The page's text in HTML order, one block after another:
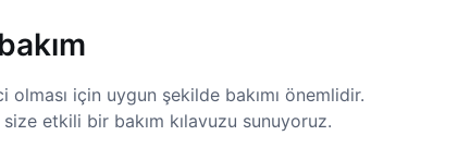
için uygun şekilde bakımı önemlidir.
etkili bir bakım kılavuzu sunuyoruz.